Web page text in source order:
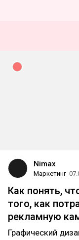
Nimax
Маркетинг
Как понять,
того, как
рекламную
Графический